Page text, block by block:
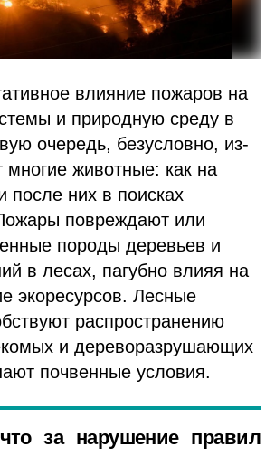
влияние пожаров на
и природную среду в
очередь, безусловно, из-
многие животные: как на
после них в поисках
повреждают или
породы деревьев и
в лесах, пагубно влияя на
экоресурсов. Лесные
распространению
и дереворазрушающих
почвенные условия.
за нарушение правил